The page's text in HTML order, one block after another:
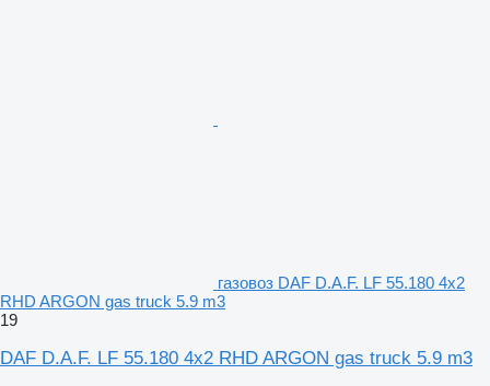
газовоз DAF D.A.F. LF 55.180 4x2
RHD ARGON gas truck 5.9 m3
19
DAF D.A.F. LF 55.180 4x2 RHD ARGON gas truck 5.9 m3